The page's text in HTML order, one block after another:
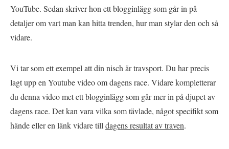
YouTube. Sedan skriver hon ett blogginlägg som går in på
detaljer om vart man kan hitta trenden, hur man stylar den och så
vidare.
Vi tar som ett exempel att din nisch är travsport. Du har precis
lagt upp en Youtube video om dagens race. Vidare kompletterar
du denna video met ett blogginlägg som går mer in på djupet av
dagens race. Det kan vara vilka som tävlade, något specifikt som
hände eller en länk vidare till dagens resultat av traven.